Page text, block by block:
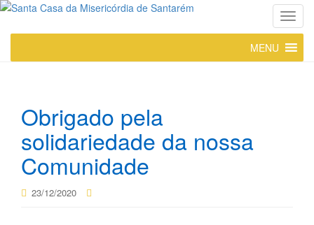
T
o
g
MENU
Obrigado pela
solidariedade da nossa
Comunidade
23/12/2020